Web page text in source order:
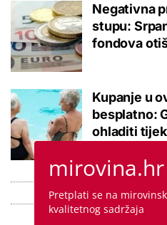
Negativna
stupu:
fondova
Kupanje u
besplatno:
ohladiti
mirovina.hr
Pretplati se na
kvalitetnog sadržaja